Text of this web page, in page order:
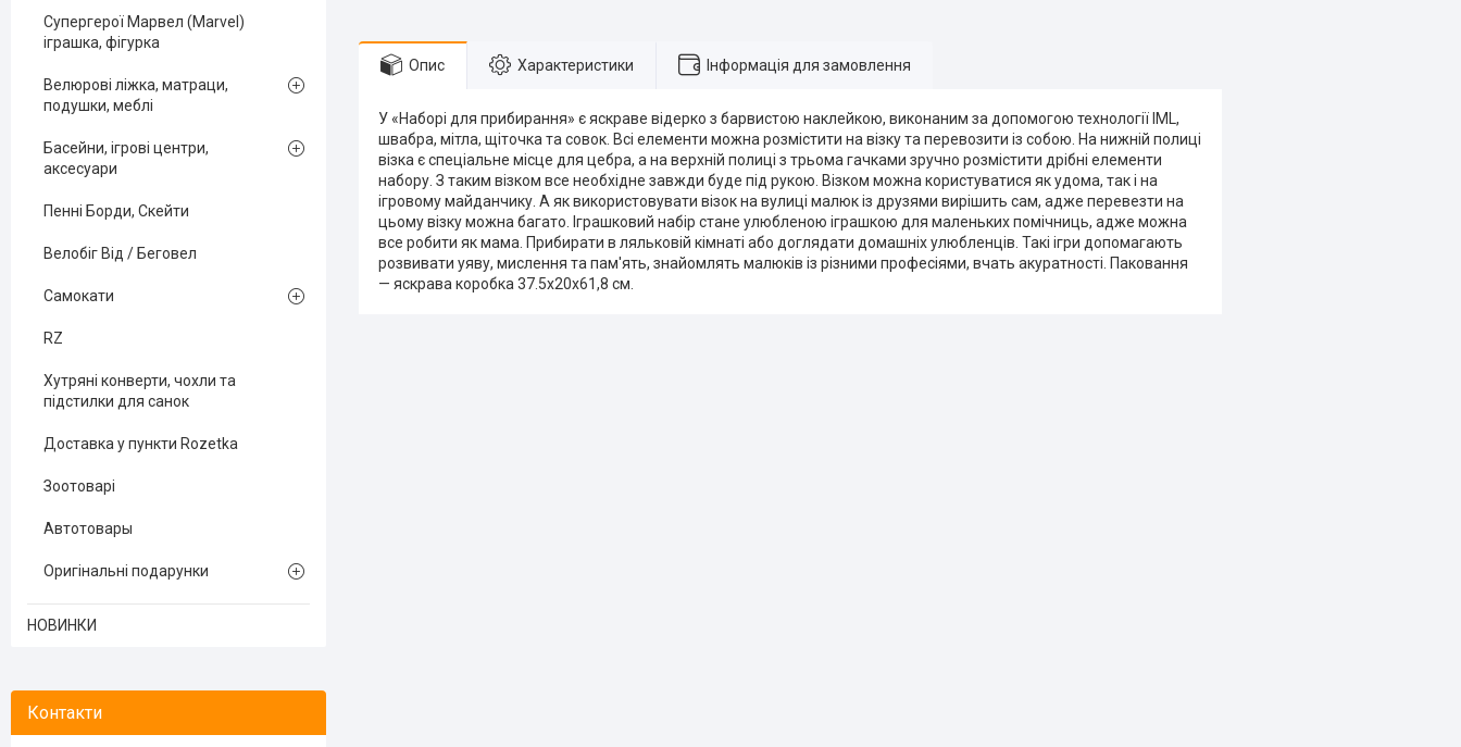
Опис Характеристики Інформація для замовлення
У «Наборі для прибирання» є яскраве відерко з барвистою наклейкою, виконаним за допомогою технології IML,
швабра, мітла, щіточка та совок. Всі елементи можна розмістити на візку та перевозити із собою. На нижній полиці
візка є спеціальне місце для цебра, а на верхній полиці з трьома гачками зручно розмістити дрібні елементи
набору. З таким візком все необхідне завжди буде під рукою. Візком можна користуватися як удома, так і на
ігровому майданчику. А як використовувати візок на вулиці малюк із друзями вирішить сам, адже перевезти на
цьому візку можна багато. Іграшковий набір стане улюбленою іграшкою для маленьких помічниць, адже можна
все робити як мама. Прибирати в ляльковій кімнаті або доглядати домашніх улюбленців. Такі ігри допомагають
розвивати уяву, мислення та пам'ять, знайомлять малюків із різними професіями, вчать акуратності. Паковання
— яскрава коробка 37.5х20х61,8 см.
Супергерої Марвел (Marvel)
іграшка, фігурка
Велюрові ліжка, матраци,
подушки, меблі
Басейни, ігрові центри,
аксесуари
Пенні Борди, Скейти
Велобіг Від / Беговел
Самокати
RZ
Хутряні конверти, чохли та
підстилки для санок
Доставка у пункти Rozetka
Зоотоварі
Автотовары
Оригінальні подарунки
НОВИНКИ